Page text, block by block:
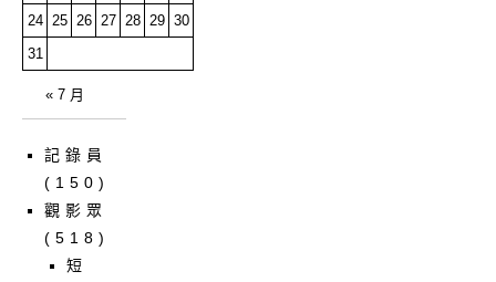
24
25 26 27 28 29 30
31
« 7 月
記錄員
(150)
觀影眾
(518)
短